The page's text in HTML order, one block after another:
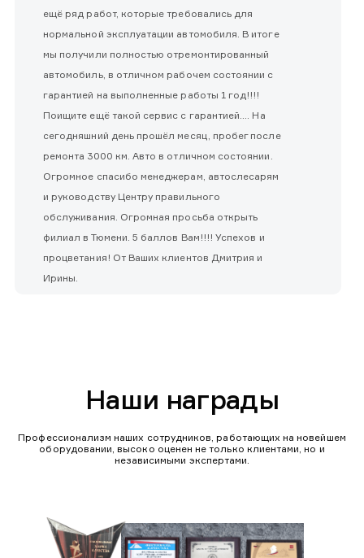
ещё ряд работ, которые требовались для
нормальной эксплуатации автомобиля. В итоге
мы получили полностью отремонтированный
автомобиль, в отличном рабочем состоянии с
гарантией на выполненные работы 1 год!!!!
Поищите ещё такой сервис с гарантией.... На
сегодняшний день прошёл месяц, пробег после
ремонта 3000 км. Авто в отличном состоянии.
Огромное спасибо менеджерам, автослесарям
и руководству Центру правильного
обслуживания. Огромная просьба открыть
филиал в Тюмени. 5 баллов Вам!!!! Успехов и
процветания! От Ваших клиентов Дмитрия и
Ирины.
Наши награды
Профессионализм наших сотрудников, работающих на новейшем
оборудовании, высоко оценен не только клиентами, но и
независимыми экспертами.